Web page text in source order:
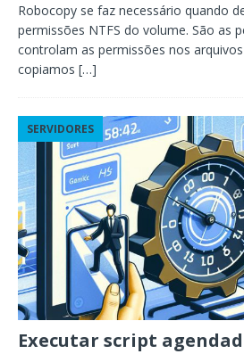
Robocopy se faz necessário quando
permissões NTFS do volume. São as
controlam as permissões nos
copiamos […]
SERVIDORES
Executar script